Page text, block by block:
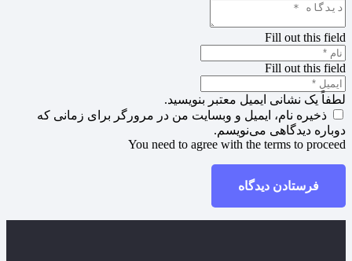
Fill out this field
Fill out this field
لطفاً یک نشانی ایمیل معتبر بنویسید.
ذخیره نام، ایمیل و وبسایت من در مرورگر برای زمانی که
دوباره دیدگاهی می‌نویسم.
You need to agree with the terms to proceed
فرستادن دیدگاه